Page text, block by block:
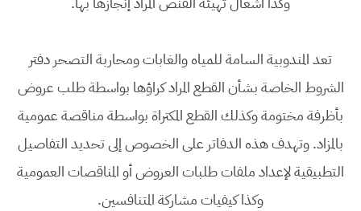
تعد المندوبية السامة للمياه والغابات ومحاربة التصحر دفتر
الشروط الخاصة بشأن القطع المراد كراؤها بواسطة طلب عروض
بأظرفة مختومة وكذلك القطع المكتراة بواسطة مناقصة عمومية
بالمزاد. وتهدف هذه الدفاتر على الخصوص إلى تحديد التفاصيل
التطبيقية لإعداد ملفات طلبات العروض أو المناقصات العمومية
وكذا كيفيات مشاركة المتنافسين.